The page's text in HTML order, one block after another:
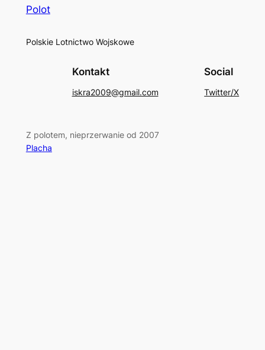
Polot
Polskie Lotnictwo Wojskowe
Kontakt
iskra2009@gmail.com
Social
Twitter/X
Z polotem, nieprzerwanie od 2007
Placha